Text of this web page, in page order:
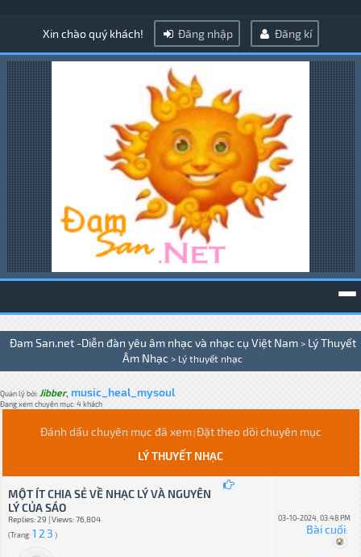
Xin chào quý khách! Đăng nhập Đăng kí
Đam San.net -Diễn đàn yêu âm nhạc và nhạc cụ Việt Nam > Lý Thuyết
Âm Nhạc > Lý thuyết nhạc
Quản lý bởi:Jibber,music_heal_mysoul
Đang xem chuyên mục: 4 khách
Đánh dấu chuyên mục đã xem| Đặt theo dõi chuyên mục
LÝ THUYẾT NHẠC
MỘT ÍT CHIA SẺ VỀ NHẠC LÝ VÀ NGUYÊN
LÝ CỦA SÁO
Replies: 29 | Views: 76,804
(Trang:1 2 3 )
03-10-2024, 03:48 PM
Bài cuối: